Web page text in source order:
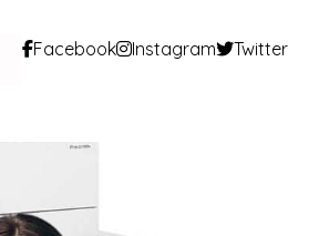
Facebook Instagram Twitter